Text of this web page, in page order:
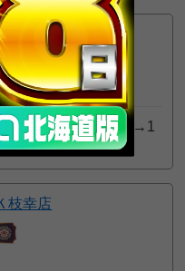
位
スロ 1000円50枚貸→1
枝幸店